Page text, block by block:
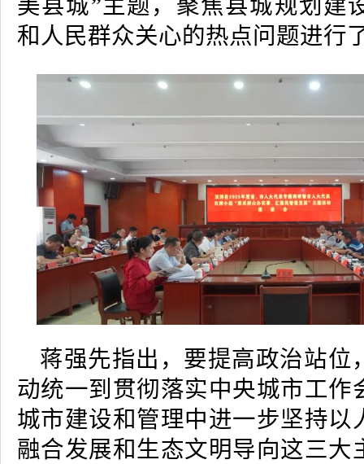
美县城”主题，聚焦县城规划建
和人民群众关心的热点问题进行
蒋强先指出，要提高政治站位
动统一到贯彻落实中央城市工作
城市建设和管理中进一步坚持以
融合发展和生态文明导向这三大